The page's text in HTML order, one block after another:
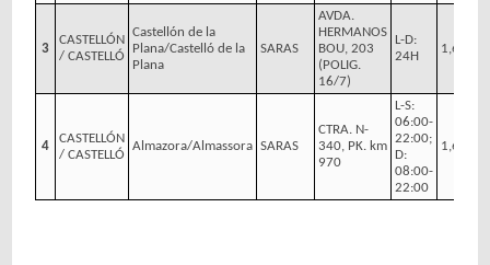
3
CASTELLÓN
/ CASTELLÓ
Castellón de la
Plana/Castelló de la
Plana
SARAS
AVDA.
HERMANOS
BOU, 203
(POLIG.
16/7)
L-D:
24H
1,639
4
CASTELLÓN
/ CASTELLÓ
Almazora/Almassora SARAS
CTRA. N-
340, PK. km
970
L-S:
06:00-
22:00;
D:
08:00-
22:00
1,669